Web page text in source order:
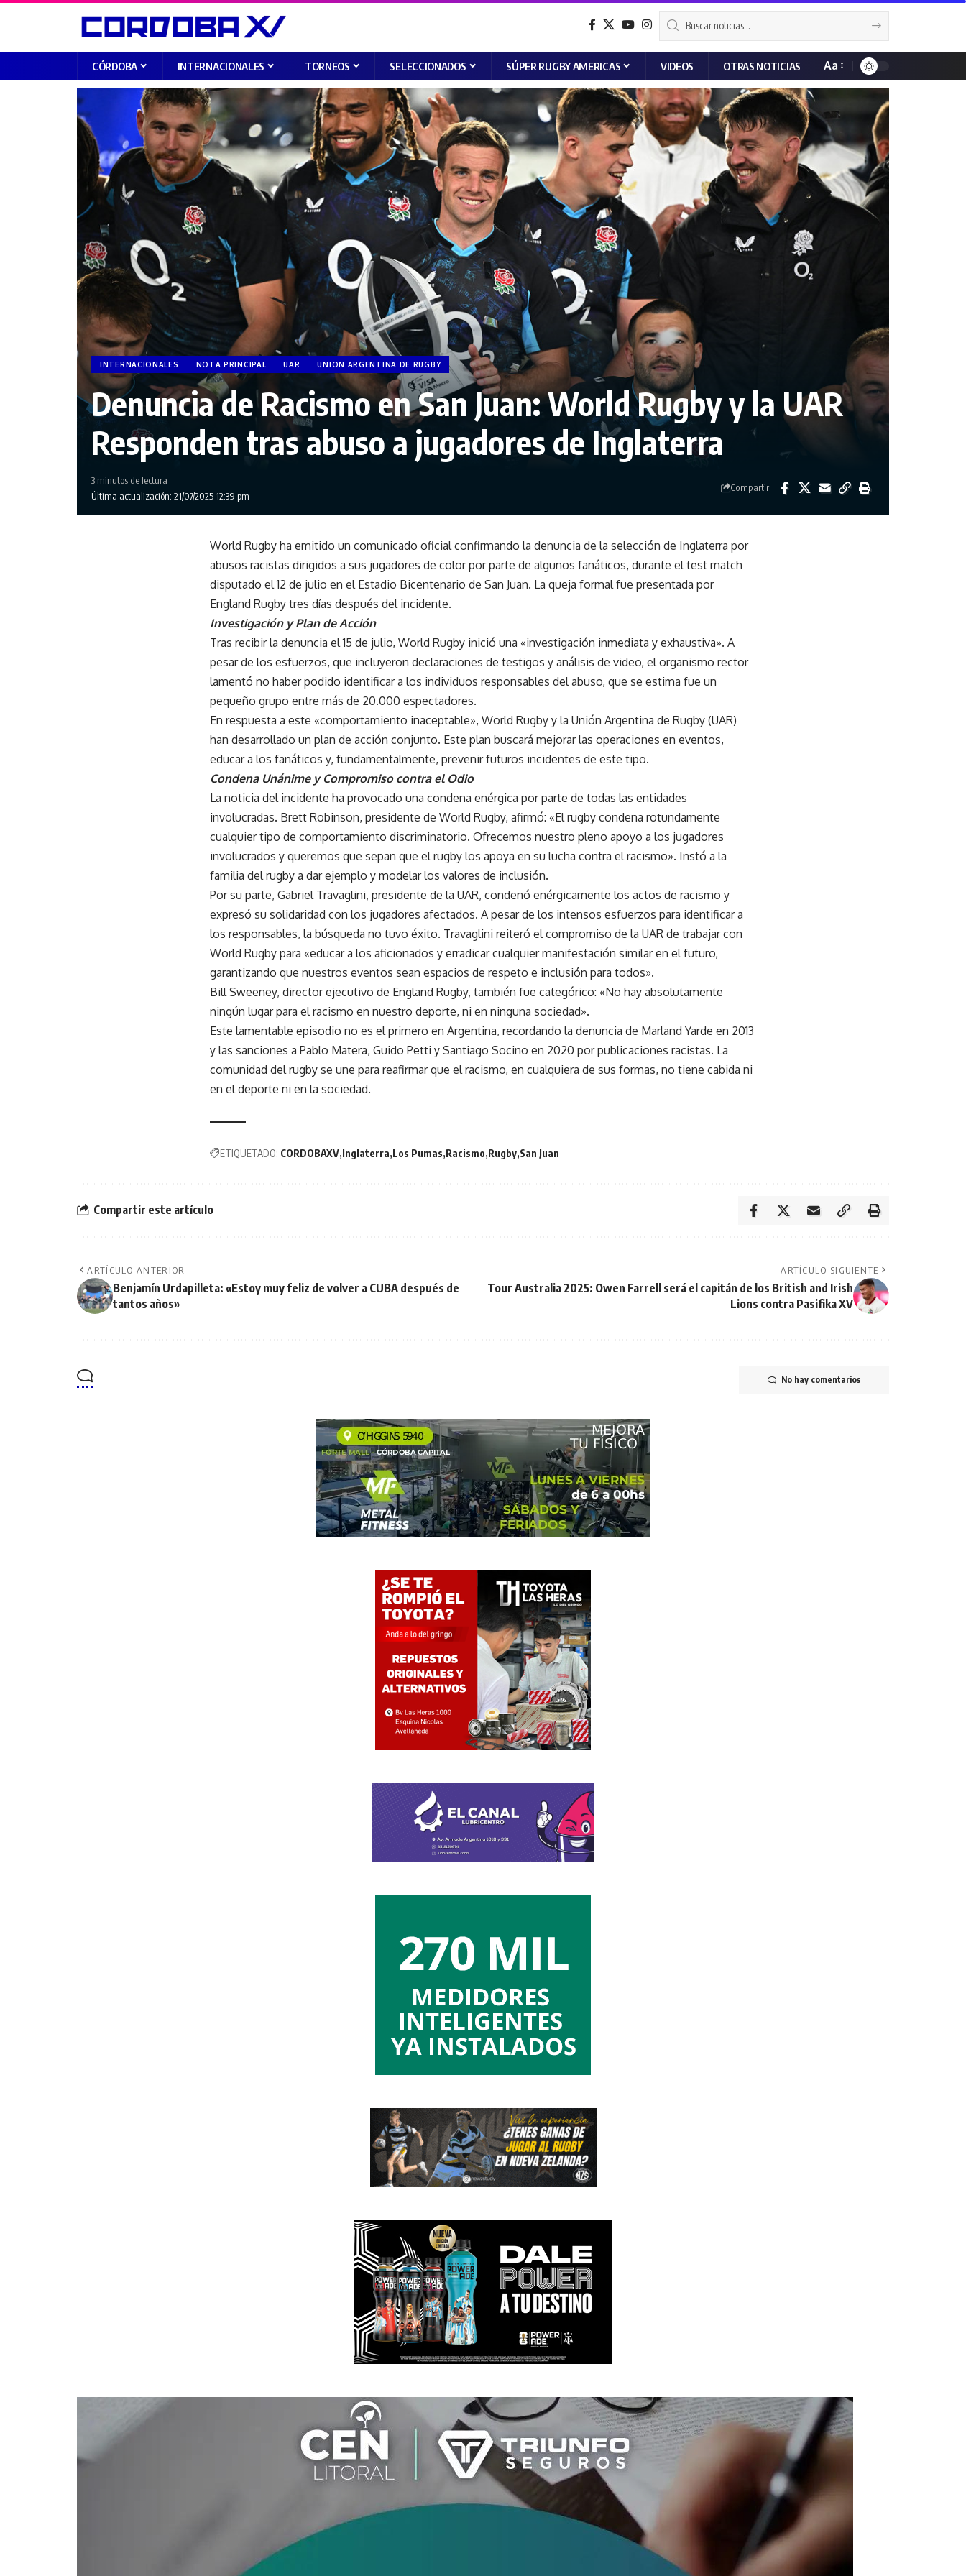
CÓRDOBA INTERNACIONALES TORNEOS SELECCIONADOS SÚPER RUGBY AMERICAS VIDEOS OTRAS NOTICIAS Aa
INTERNACIONALES NOTA PRINCIPAL UAR UNION ARGENTINA DE RUGBY
Denuncia de Racismo en San Juan: World Rugby y la UAR
Responden tras abuso a jugadores de Inglaterra
Última actualización: 21/07/2025 12:39 pm
3 minutos de lectura
Compartir
World Rugby ha emitido un comunicado oficial confirmando la denuncia de la selección de Inglaterra por
abusos racistas dirigidos a sus jugadores de color por parte de algunos fanáticos, durante el test match
disputado el 12 de julio en el Estadio Bicentenario de San Juan. La queja formal fue presentada por
England Rugby tres días después del incidente.
Investigación y Plan de Acción
Tras recibir la denuncia el 15 de julio, World Rugby inició una «investigación inmediata y exhaustiva». A
pesar de los esfuerzos, que incluyeron declaraciones de testigos y análisis de video, el organismo rector
lamentó no haber podido identificar a los individuos responsables del abuso, que se estima fue un
pequeño grupo entre más de 20.000 espectadores.
En respuesta a este «comportamiento inaceptable», World Rugby y la Unión Argentina de Rugby (UAR)
han desarrollado un plan de acción conjunto. Este plan buscará mejorar las operaciones en eventos,
educar a los fanáticos y, fundamentalmente, prevenir futuros incidentes de este tipo.
Condena Unánime y Compromiso contra el Odio
La noticia del incidente ha provocado una condena enérgica por parte de todas las entidades
involucradas. Brett Robinson, presidente de World Rugby, afirmó: «El rugby condena rotundamente
cualquier tipo de comportamiento discriminatorio. Ofrecemos nuestro pleno apoyo a los jugadores
involucrados y queremos que sepan que el rugby los apoya en su lucha contra el racismo». Instó a la
familia del rugby a dar ejemplo y modelar los valores de inclusión.
Por su parte, Gabriel Travaglini, presidente de la UAR, condenó enérgicamente los actos de racismo y
expresó su solidaridad con los jugadores afectados. A pesar de los intensos esfuerzos para identificar a
los responsables, la búsqueda no tuvo éxito. Travaglini reiteró el compromiso de la UAR de trabajar con
World Rugby para «educar a los aficionados y erradicar cualquier manifestación similar en el futuro,
garantizando que nuestros eventos sean espacios de respeto e inclusión para todos».
Bill Sweeney, director ejecutivo de England Rugby, también fue categórico: «No hay absolutamente
ningún lugar para el racismo en nuestro deporte, ni en ninguna sociedad».
Este lamentable episodio no es el primero en Argentina, recordando la denuncia de Marland Yarde en 2013
y las sanciones a Pablo Matera, Guido Petti y Santiago Socino en 2020 por publicaciones racistas. La
comunidad del rugby se une para reafirmar que el racismo, en cualquiera de sus formas, no tiene cabida ni
en el deporte ni en la sociedad.
ETIQUETADO: CORDOBAXV Inglaterra Los Pumas Racismo Rugby San Juan
Compartir este artículo
ARTÍCULO ANTERIOR
Benjamín Urdapilleta: «Estoy muy feliz de volver a CUBA después de
tantos años»
ARTÍCULO SIGUIENTE
Tour Australia 2025: Owen Farrell será el capitán de los British and Irish
Lions contra Pasifika XV
No hay comentarios